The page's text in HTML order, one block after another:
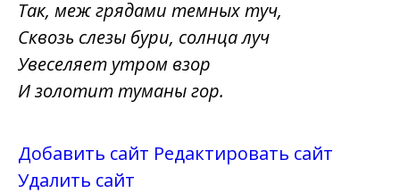
Так, меж грядами темных туч,
Сквозь слезы бури, солнца луч
Увеселяет утром взор
И золотит туманы гор.
Добавить сайт Редактировать сайт
Удалить сайт